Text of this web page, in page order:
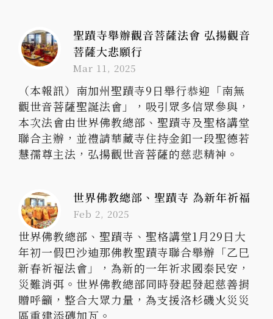
聖蹟寺舉辦觀音菩薩法會 弘揚觀音
菩薩大悲願行
Mar 11, 2025
（本報訊）南加州聖蹟寺9日舉行恭迎「南無
觀世音菩薩聖誕法會」，吸引眾多信眾參與，
本次法會由世界佛教總部、聖蹟寺及聖格講堂
聯合主辦，並禮請華藏寺住持金釦一段聖德若
慧孺尊主法，弘揚觀世音菩薩的慈悲精神。
世界佛教總部、聖蹟寺 為新年祈福
Feb 2, 2025
世界佛教總部、聖蹟寺、聖格講堂1月29日大
年初一假巴沙迪那佛教聖蹟寺聯合舉辦「乙巳
新春祈福法會」，為新的一年祈求國泰民安，
災難消弭。世界佛教總部同時發起發起慈善捐
贈呼籲，整合大眾力量，為支援洛杉磯火災災
區重建添磚加瓦。